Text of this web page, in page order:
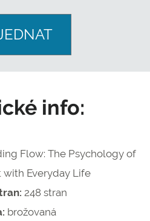
info:
Flow: The Psychology of
Everyday Life
248 stran
brožovaná